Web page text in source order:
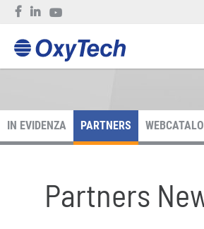
IN EVIDENZA PARTNERS
Partners